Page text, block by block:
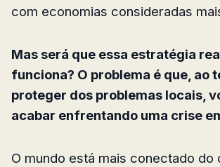
com economias consideradas
Mas será que essa estratégia
funciona? O problema é que, ao
proteger dos problemas locais,
acabar enfrentando uma crise
O mundo está mais conectado do